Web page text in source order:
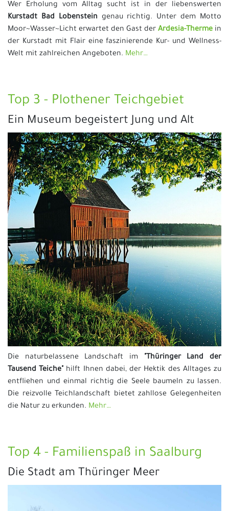
Wer Erholung vom Alltag sucht ist in der liebenswerten
Kurstadt Bad Lobenstein genau richtig. Unter dem Motto
Moor~Wasser~Licht erwartet den Gast der Ardesia-Therme in
der Kurstadt mit Flair eine faszinierende Kur- und Wellness-
Welt mit zahlreichen Angeboten. Mehr…
Top 3 - Plothener Teichgebiet
Ein Museum begeistert Jung und Alt
Die naturbelassene Landschaft im "Thüringer Land der
Tausend Teiche" hilft Ihnen dabei, der Hektik des Alltages zu
entfliehen und einmal richtig die Seele baumeln zu lassen.
Die reizvolle Teichlandschaft bietet zahllose Gelegenheiten
die Natur zu erkunden. Mehr…
Top 4 - Familienspaß in Saalburg
Die Stadt am Thüringer Meer